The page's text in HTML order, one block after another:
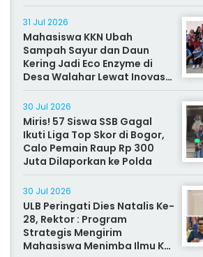
31 Jul 2026
Mahasiswa KKN Ubah
Sampah Sayur dan Daun
Kering Jadi Eco Enzyme di
Desa Walahar Lewat Inovasi
Alat Kreatif
30 Jul 2026
Miris! 57 Siswa SSB Gagal
Ikuti Liga Top Skor di Bogor,
Calo Pemain Raup Rp 300
Juta Dilaporkan ke Polda
30 Jul 2026
ULB Peringati Dies Natalis Ke-
28, Rektor : Program
Strategis Mengirim
Mahasiswa Menimba Ilmu Ke